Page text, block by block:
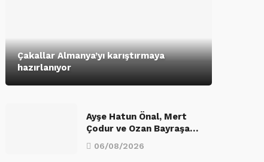
Çakallar Almanya’yı karıştırmaya
hazırlanıyor
Ayşe Hatun Önal, Mert
Çodur ve Ozan Bayraşa…
06/08/2026